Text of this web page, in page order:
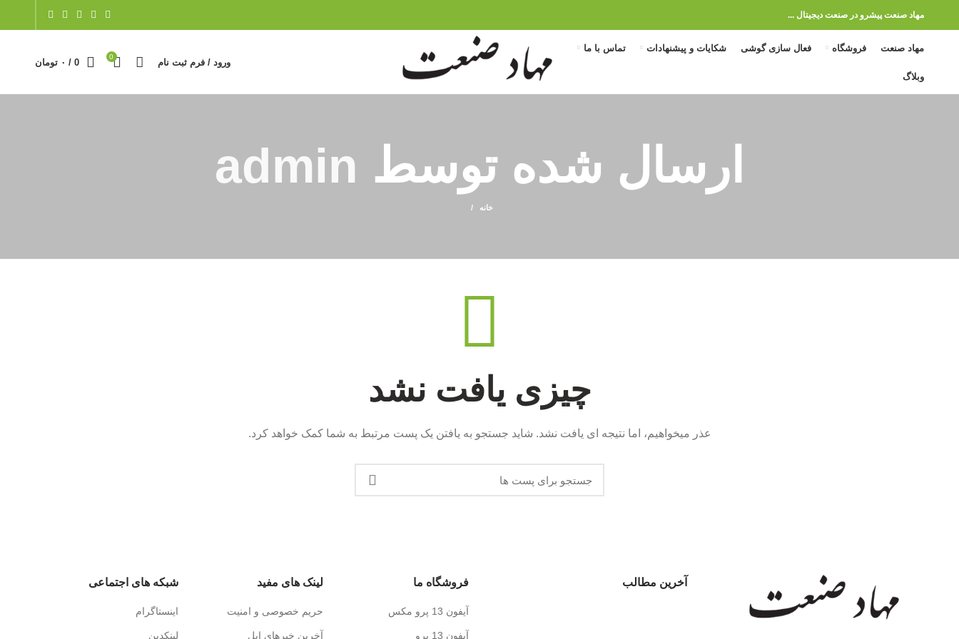
مهاد صنعت پیشرو در صنعت دیجیتال ...
مهاد صنعت فروشگاه فعال سازی گوشی شکایات و پیشنهادات تماس با ما
وبلاگ
ورود / فرم ثبت نام 0
0
/ ۰ تومان
ارسال شده توسط admin
خانه
چیزی یافت نشد
عذر میخواهیم، اما نتیجه ای یافت نشد. شاید جستجو به یافتن یک پست مرتبط به شما کمک خواهد کرد.
آخرین مطالب فروشگاه ما
آیفون 13 پرو مکس
آیفون 13 پرو
لینک های مفید
حریم خصوصی و امنیت
آخرین خبرهای اپل
شبکه های اجتماعی
اینستاگرام
لینکدین